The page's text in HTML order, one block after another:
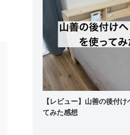
【レビュー】山善の後付
てみた感想